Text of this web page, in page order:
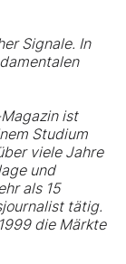
Signale. In
ist
Studium
viele Jahre
und
als 15
tätig.
die Märkte